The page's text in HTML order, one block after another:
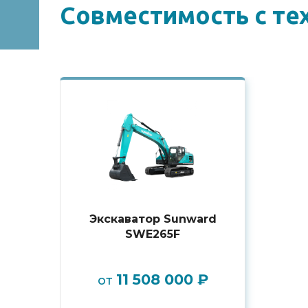
Совместимоcть с
Экскаватор Sunward
SWE265F
от 11 508 000 ₽